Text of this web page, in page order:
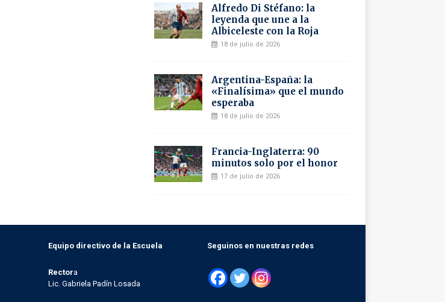
Alfredo Di Stéfano: la
leyenda que une a la
Albiceleste con la Roja
18 de julio de 2026
Argentina-España: la
«Finalísima» que el mundo
esperaba
18 de julio de 2026
Francia-Inglaterra: 90
minutos solo por el honor
17 de julio de 2026
Equipo directivo de la Escuela
Rectora
Lic. Gabriela Padín Losada
Seguinos en nuestras redes